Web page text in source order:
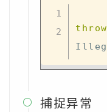
throw
 捕捉异常